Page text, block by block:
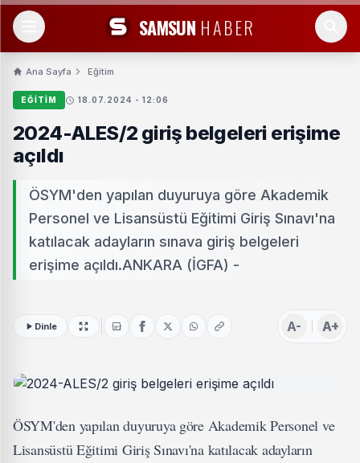
SAMSUN HABER
Ana Sayfa Eğitim
EĞITIM 18.07.2024 - 12:06
2024-ALES/2 giriş belgeleri erişime
açıldı
ÖSYM'den yapılan duyuruya göre Akademik
Personel ve Lisansüstü Eğitimi Giriş Sınavı'na
katılacak adayların sınava giriş belgeleri
erişime açıldı.ANKARA (İGFA) -
Dinle A- A+
ÖSYM'den yapılan duyuruya göre Akademik Personel ve
Lisansüstü Eğitimi Giriş Sınavı'na katılacak adayların